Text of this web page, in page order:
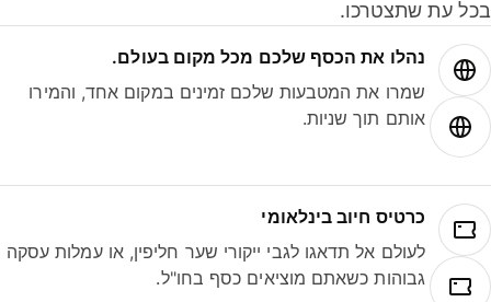
עת שתצטרכו.
נהלו את הכסף שלכם מכל מקום בעולם.
שמרו את המטבעות שלכם זמינים במקום אחד, והמירו
אותם תוך שניות.
כרטיס חיוב בינלאומי
לעולם אל תדאגו לגבי ייקורי שער חליפין, או עמלות עסקה
גבוהות כשאתם מוציאים כסף בחו"ל.